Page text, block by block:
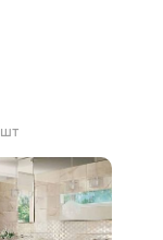
шт